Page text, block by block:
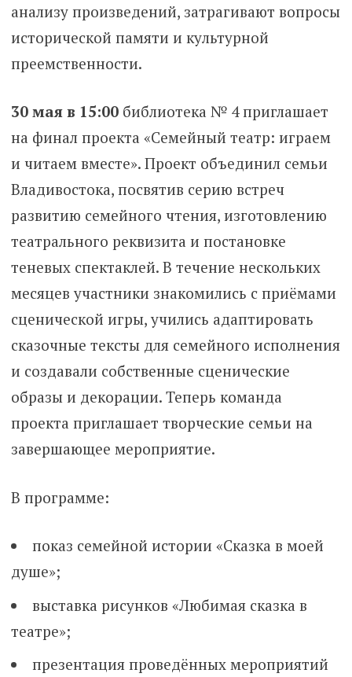
анализу произведений, затрагивают вопросы
исторической памяти и культурной
преемственности.
30 мая в 15:00библиотека № 4 приглашает
на финал проекта «Семейный театр: играем
и читаем вместе». Проект объединил семьи
Владивостока, посвятив серию встреч
развитию семейного чтения, изготовлению
театрального реквизита и постановке
теневых спектаклей. В течение нескольких
месяцев участники знакомились с приёмами
сценической игры, учились адаптировать
сказочные тексты для семейного исполнения
и создавали собственные сценические
образы и декорации. Теперь команда
проекта приглашает творческие семьи на
завершающее мероприятие.
В программе:
показ семейной истории «Сказка в моей
душе»;
выставка рисунков «Любимая сказка в
театре»;
презентация проведённых мероприятий